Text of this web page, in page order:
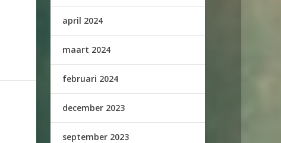
april 2024
maart 2024
februari 2024
december 2023
september 2023